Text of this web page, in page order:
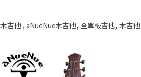
木吉他, aNueNue木吉他, 全單板吉他, 木吉